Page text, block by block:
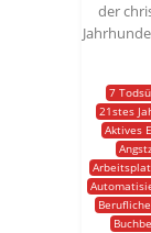
der
7
21stes
Aktives